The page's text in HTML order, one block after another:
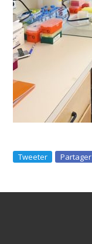
Tweeter Partager